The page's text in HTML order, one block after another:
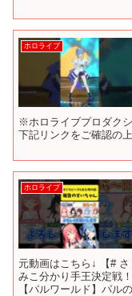
ホロライブ
※ホロライブプロダク
下記リンクをご確認の
ホロライブ
元動画はこちら↓ 【#
みこ分かり手王決定戦
【パルワールド】パル